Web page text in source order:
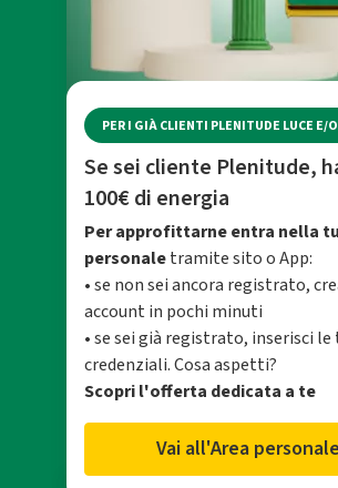
PER I GIÀ CLIENTI PLENITUDE LUCE E/
Se sei cliente Plenitude,
100€ di energia
Per approfittarne entra nella
personaletramite sito o App:
• se non sei ancora registrato,
account in pochi minuti
• se sei già registrato, inserisci le
credenziali. Cosa aspetti?
Scopri l'offerta dedicata a te
Vai all'Area personale